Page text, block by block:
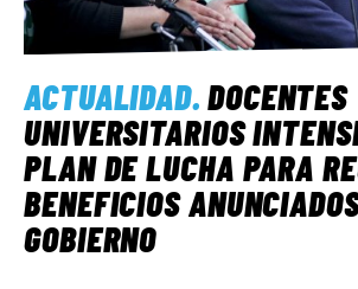
ACTUALIDAD.DOCENTES
UNIVERSITARIOS
PLAN DE LUCHA PARA
BENEFICIOS
GOBIERNO